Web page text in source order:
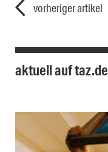
vorheriger artikel
aktuell auf taz.de